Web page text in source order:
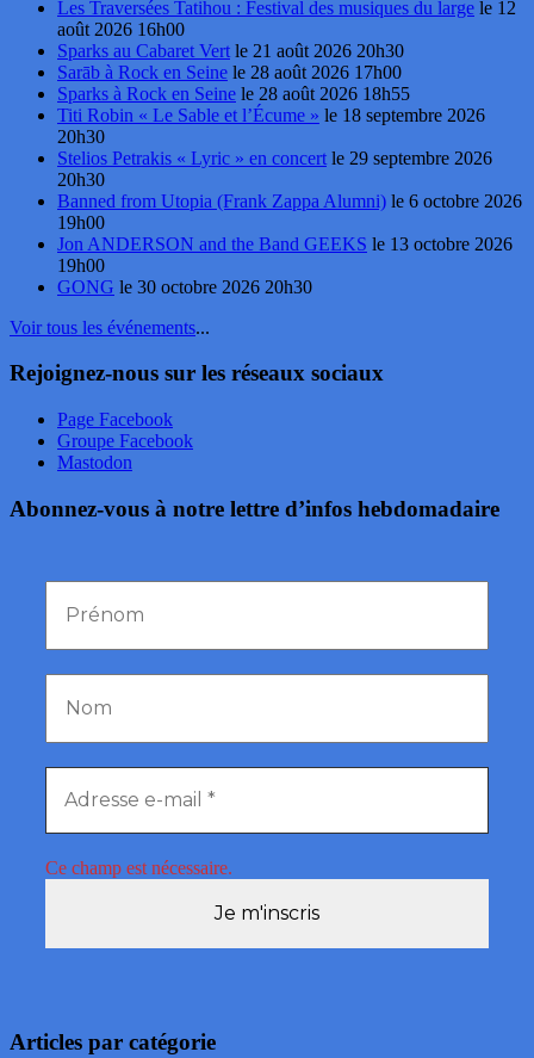
Les Traversées Tatihou : Festival des musiques du large le 12
août 2026 16h00
Sparks au Cabaret Vert le 21 août 2026 20h30
Sarāb à Rock en Seine le 28 août 2026 17h00
Sparks à Rock en Seine le 28 août 2026 18h55
Titi Robin « Le Sable et l’Écume » le 18 septembre 2026
20h30
Stelios Petrakis « Lyric » en concert le 29 septembre 2026
20h30
Banned from Utopia (Frank Zappa Alumni) le 6 octobre 2026
19h00
Jon ANDERSON and the Band GEEKS le 13 octobre 2026
19h00
GONG le 30 octobre 2026 20h30
Voir tous les événements...
Rejoignez-nous sur les réseaux sociaux
Page Facebook
Groupe Facebook
Mastodon
Abonnez-vous à notre lettre d’infos hebdomadaire
Ce champ est nécessaire.
Articles par catégorie